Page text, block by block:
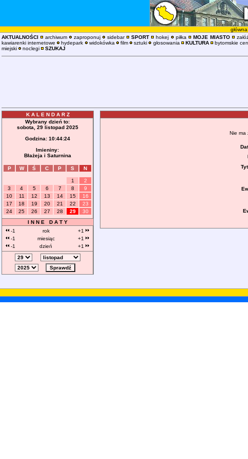
główna
AKTUALNOŚCI
archiwum zaproponuj sidebar SPORT hokej piłka MOJE MIASTO
kawiarenki internetowe
hydepark widokówka film sztuki głosowania KULTURA bytomskie
miejski
noclegi SZUKAJ
K A L E N D A R Z
Wybrany dzień to:
sobota, 29 listopad 2025
Godzina: 10:44:24
Imieniny:
Błażeja i Saturnina
P W Ś C P S N
1
2
3
4 5 6 7 8
9
10
11 12 13 14 15
16
17
18 19 20 21 22
23
24
25 26 27 28 29
30
I N N E D A T Y
-1
rok
+1
-1
miesiąc
+1
-1
dzień +1
Nie ma